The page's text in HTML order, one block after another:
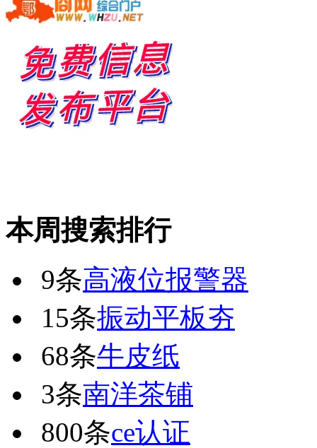
本周搜索排行
9条高液位报警器
15条振动平板夯
68条牛皮纸
3条南洋茶铺
800条ce认证